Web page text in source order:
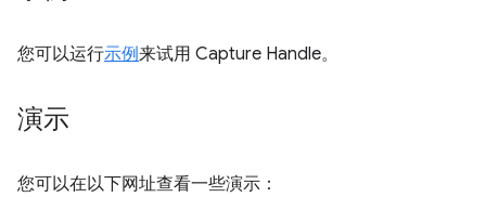
您可以运行示例来试用 Capture Handle。
演示
您可以在以下网址查看一些演示：